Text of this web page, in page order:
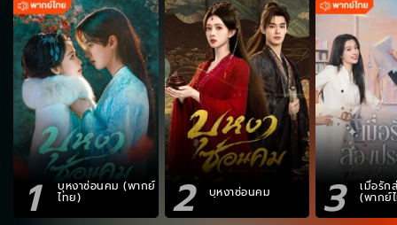
1 บุหงาซ่อนคม (พากย์
ไทย) 2 บุหงาซ่อนคม 3 เมื่อรัก
(พากย์